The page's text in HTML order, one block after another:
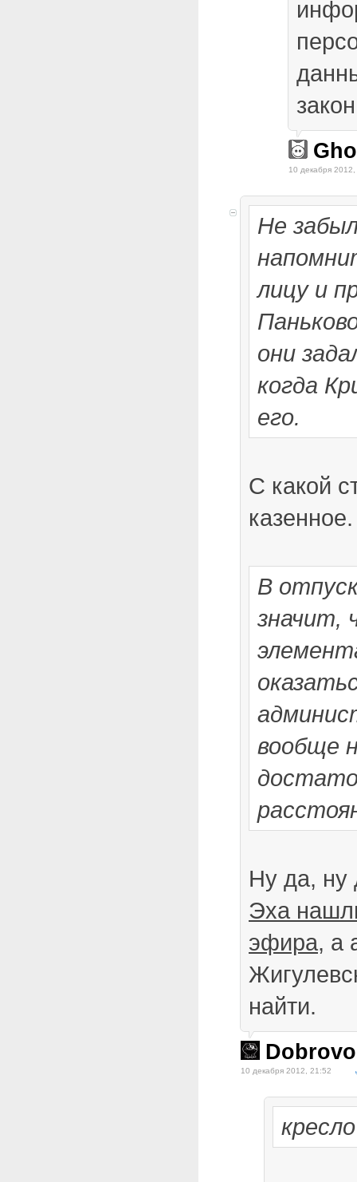
10 декабря
Не
лицу и
они
когда
его.
С какой
казенное.
В
значит,
вообще
Ну да,
Эха
эфира, а
найти.
10 декабря 2012, 21:52